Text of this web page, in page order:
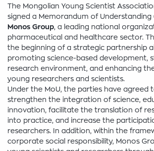
The Mongolian Young Scientist
signed a Memorandum of Understanding
Monos Group, a leading national
pharmaceutical and healthcare sector.
the beginning of a strategic partnership
promoting science-based development,
research environment, and enhancing
young researchers and scientists.
Under the MoU, the parties have agreed
strengthen the integration of science,
innovation, facilitate the translation of
into practice, and increase the
researchers. In addition, within the
corporate social responsibility, Monos